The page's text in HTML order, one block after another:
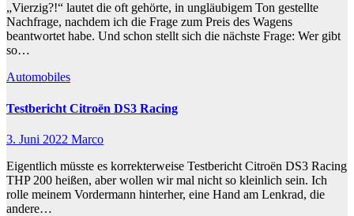
„Vierzig?!“ lautet die oft gehörte, in ungläubigem Ton gestellte
Nachfrage, nachdem ich die Frage zum Preis des Wagens
beantwortet habe. Und schon stellt sich die nächste Frage: Wer gibt
so…
Automobiles
Testbericht Citroën DS3 Racing
3. Juni 2022 Marco
Eigentlich müsste es korrekterweise Testbericht Citroën DS3 Racing
THP 200 heißen, aber wollen wir mal nicht so kleinlich sein. Ich
rolle meinem Vordermann hinterher, eine Hand am Lenkrad, die
andere…